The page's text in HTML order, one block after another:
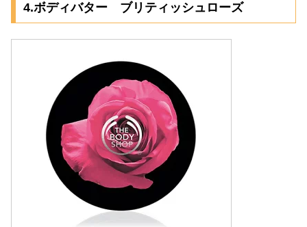
4.ボディバター ブリティッシュローズ